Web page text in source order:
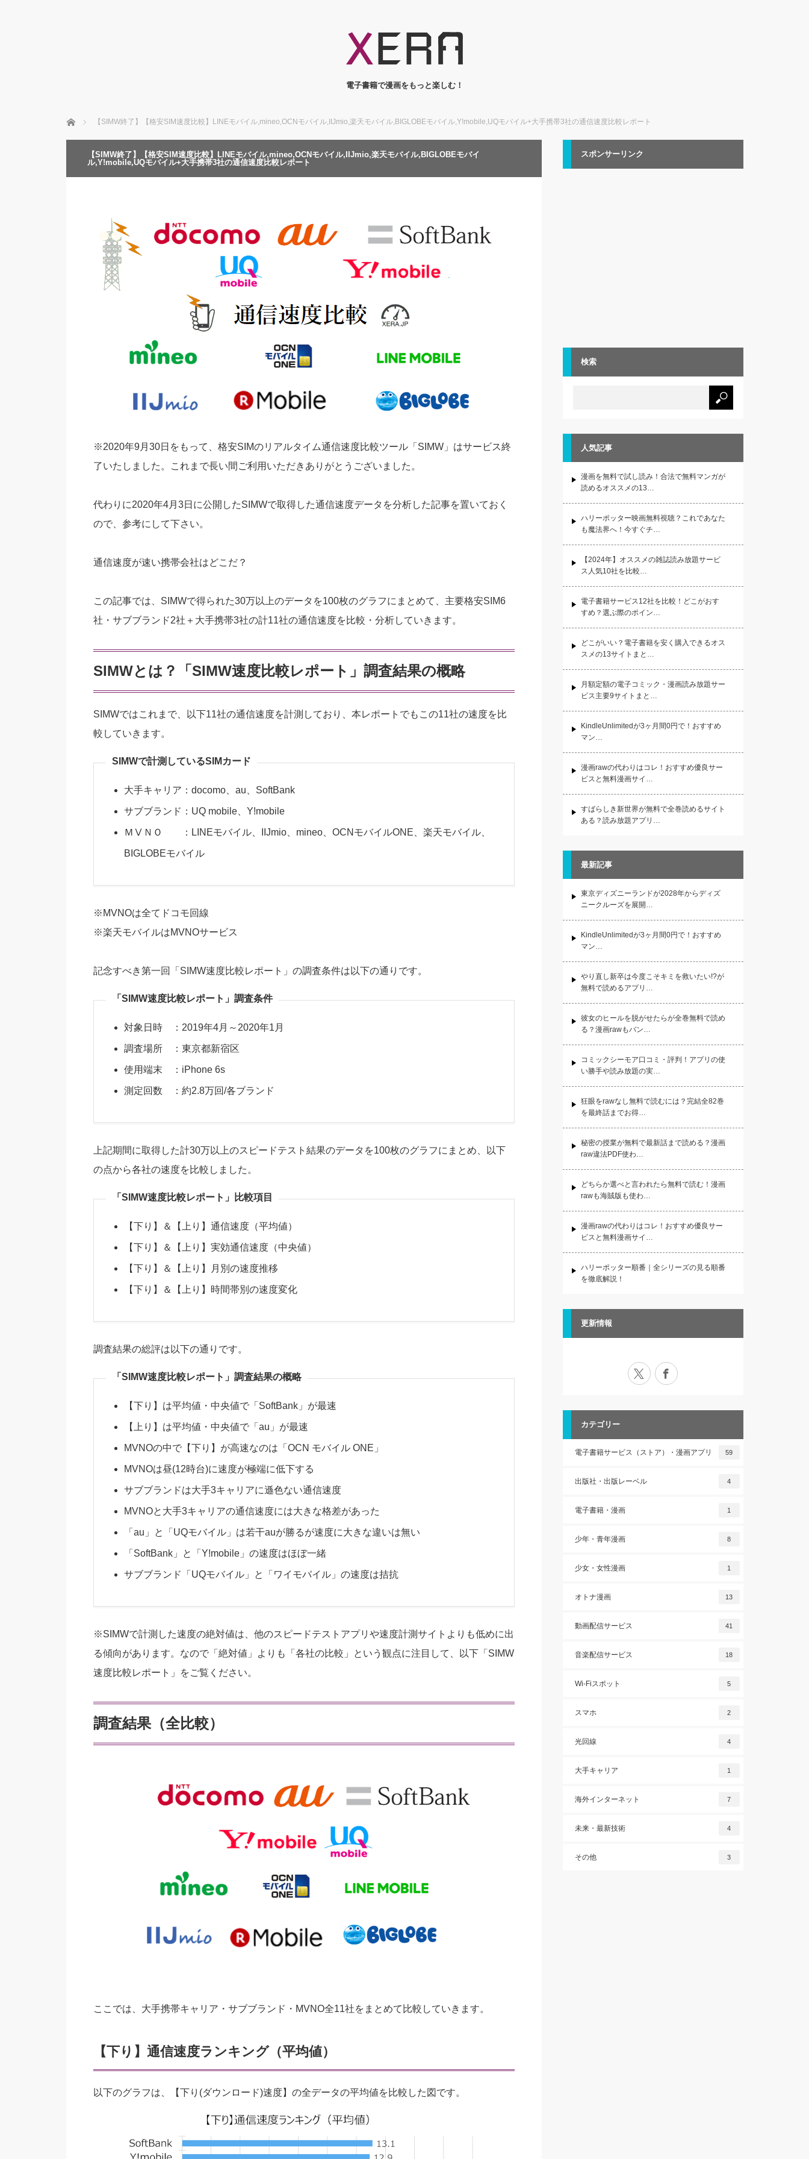
電子書籍で漫画をもっと楽しむ！
ホーム 【SIMW終了】【格安SIM速度比較】LINEモバイル,mineo,OCNモバイル,IIJmio,楽天モバイル,BIGLOBEモバイル,Y!mobile,UQモバイル+大手携帯3社の通信速度比較レポート
【SIMW終了】【格安SIM速度比較】LINEモバイル,mineo,OCNモバイル,IIJmio,楽天モバイル,BIGLOBEモバイ
ル,Y!mobile,UQモバイル+大手携帯3社の通信速度比較レポート
※2020年9月30日をもって、格安SIMのリアルタイム通信速度比較ツール「SIMW」はサービス終
了いたしました。これまで長い間ご利用いただきありがとうございました。
代わりに2020年4月3日に公開したSIMWで取得した通信速度データを分析した記事を置いておく
ので、参考にして下さい。
通信速度が速い携帯会社はどこだ？
この記事では、SIMWで得られた30万以上のデータを100枚のグラフにまとめて、主要格安SIM6
社・サブブランド2社＋大手携帯3社の計11社の通信速度を比較・分析していきます。
SIMWとは？「SIMW速度比較レポート」調査結果の概略
SIMWではこれまで、以下11社の通信速度を計測しており、本レポートでもこの11社の速度を比
較していきます。
SIMWで計測しているSIMカード
大手キャリア：docomo、au、SoftBank
サブブランド：UQ mobile、Y!mobile
ＭⅤＮＯ ：LINEモバイル、IIJmio、mineo、OCNモバイルONE、楽天モバイル、
BIGLOBEモバイル
※MVNOは全てドコモ回線
※楽天モバイルはMVNOサービス
記念すべき第一回「SIMW速度比較レポート」の調査条件は以下の通りです。
「SIMW速度比較レポート」調査条件
対象日時 ：2019年4月～2020年1月
調査場所 ：東京都新宿区
使用端末 ：iPhone 6s
測定回数 ：約2.8万回/各ブランド
上記期間に取得した計30万以上のスピードテスト結果のデータを100枚のグラフにまとめ、以下
の点から各社の速度を比較しました。
「SIMW速度比較レポート」比較項目
【下り】＆【上り】通信速度（平均値）
【下り】＆【上り】実効通信速度（中央値）
【下り】＆【上り】月別の速度推移
【下り】＆【上り】時間帯別の速度変化
調査結果の総評は以下の通りです。
「SIMW速度比較レポート」調査結果の概略
【下り】は平均値・中央値で「SoftBank」が最速
【上り】は平均値・中央値で「au」が最速
MVNOの中で【下り】が高速なのは「OCN モバイル ONE」
MVNOは昼(12時台)に速度が極端に低下する
サブブランドは大手3キャリアに遜色ない通信速度
MVNOと大手3キャリアの通信速度には大きな格差があった
「au」と「UQモバイル」は若干auが勝るが速度に大きな違いは無い
「SoftBank」と「Y!mobile」の速度はほぼ一緒
サブブランド「UQモバイル」と「ワイモバイル」の速度は拮抗
※SIMWで計測した速度の絶対値は、他のスピードテストアプリや速度計測サイトよりも低めに出
る傾向があります。なので「絶対値」よりも「各社の比較」という観点に注目して、以下「SIMW
速度比較レポート」をご覧ください。
調査結果（全比較）
ここでは、大手携帯キャリア・サブブランド・MVNO全11社をまとめて比較していきます。
【下り】通信速度ランキング（平均値）
以下のグラフは、【下り(ダウンロード)速度】の全データの平均値を比較した図です。
スポンサーリンク
検索
人気記事
漫画を無料で試し読み！合法で無料マンガが
読めるオススメの13…
ハリーポッター映画無料視聴？これであなた
も魔法界へ！今すぐチ…
【2024年】オススメの雑誌読み放題サービ
ス人気10社を比較…
電子書籍サービス12社を比較！どこがおす
すめ？選ぶ際のポイン…
どこがいい？電子書籍を安く購入できるオス
スメの13サイトまと…
月額定額の電子コミック・漫画読み放題サー
ビス主要9サイトまと…
KindleUnlimitedが3ヶ月間0円で！おすすめ
マン…
漫画rawの代わりはコレ！おすすめ優良サー
ビスと無料漫画サイ…
すばらしき新世界が無料で全巻読めるサイト
ある？読み放題アプリ…
最新記事
東京ディズニーランドが2028年からディズ
ニークルーズを展開…
KindleUnlimitedが3ヶ月間0円で！おすすめ
マン…
やり直し新卒は今度こそキミを救いたい!?が
無料で読めるアプリ…
彼女のヒールを脱がせたらが全巻無料で読め
る？漫画rawもバン…
コミックシーモア口コミ・評判！アプリの使
い勝手や読み放題の実…
狂眼をrawなし無料で読むには？完結全82巻
を最終話までお得…
秘密の授業が無料で最新話まで読める？漫画
raw違法PDF使わ…
どちらか選べと言われたら無料で読む！漫画
rawも海賊版も使わ…
漫画rawの代わりはコレ！おすすめ優良サー
ビスと無料漫画サイ…
ハリーポッター順番｜全シリーズの見る順番
を徹底解説！
更新情報
カテゴリー
電子書籍サービス（ストア）・漫画アプリ 59
出版社・出版レーベル 4
電子書籍・漫画 1
少年・青年漫画 8
少女・女性漫画 1
オトナ漫画 13
動画配信サービス 41
音楽配信サービス 18
Wi-Fiスポット 5
スマホ 2
光回線 4
大手キャリア 1
海外インターネット 7
未来・最新技術 4
その他 3